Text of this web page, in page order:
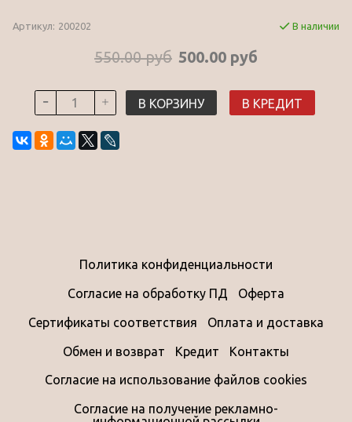
Артикул: 200202 В наличии
550.00 руб 500.00 руб
В КОРЗИНУ В КРЕДИТ
Политика конфиденциальности
Согласие на обработку ПД Оферта
Сертификаты соответствия Оплата и доставка
Обмен и возврат Кредит Контакты
Согласие на использование файлов cookies
Согласие на получение рекламно-